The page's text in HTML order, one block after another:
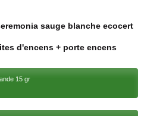
sauge blanche ecocert
d'encens + porte encens
15 gr